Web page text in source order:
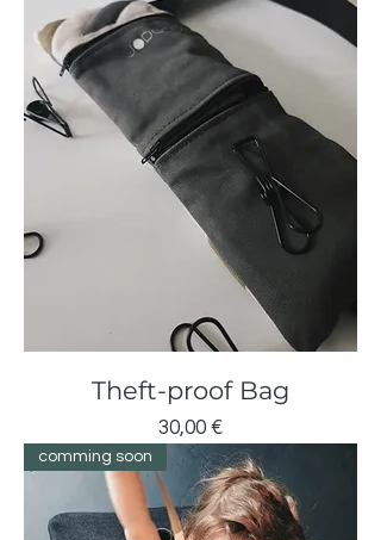
Theft-proof Bag
Cijena
30,00 €
comming soon